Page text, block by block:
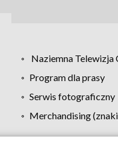
Naziemna Telewizja
Program dla prasy
Serwis fotograficzny
Merchandising